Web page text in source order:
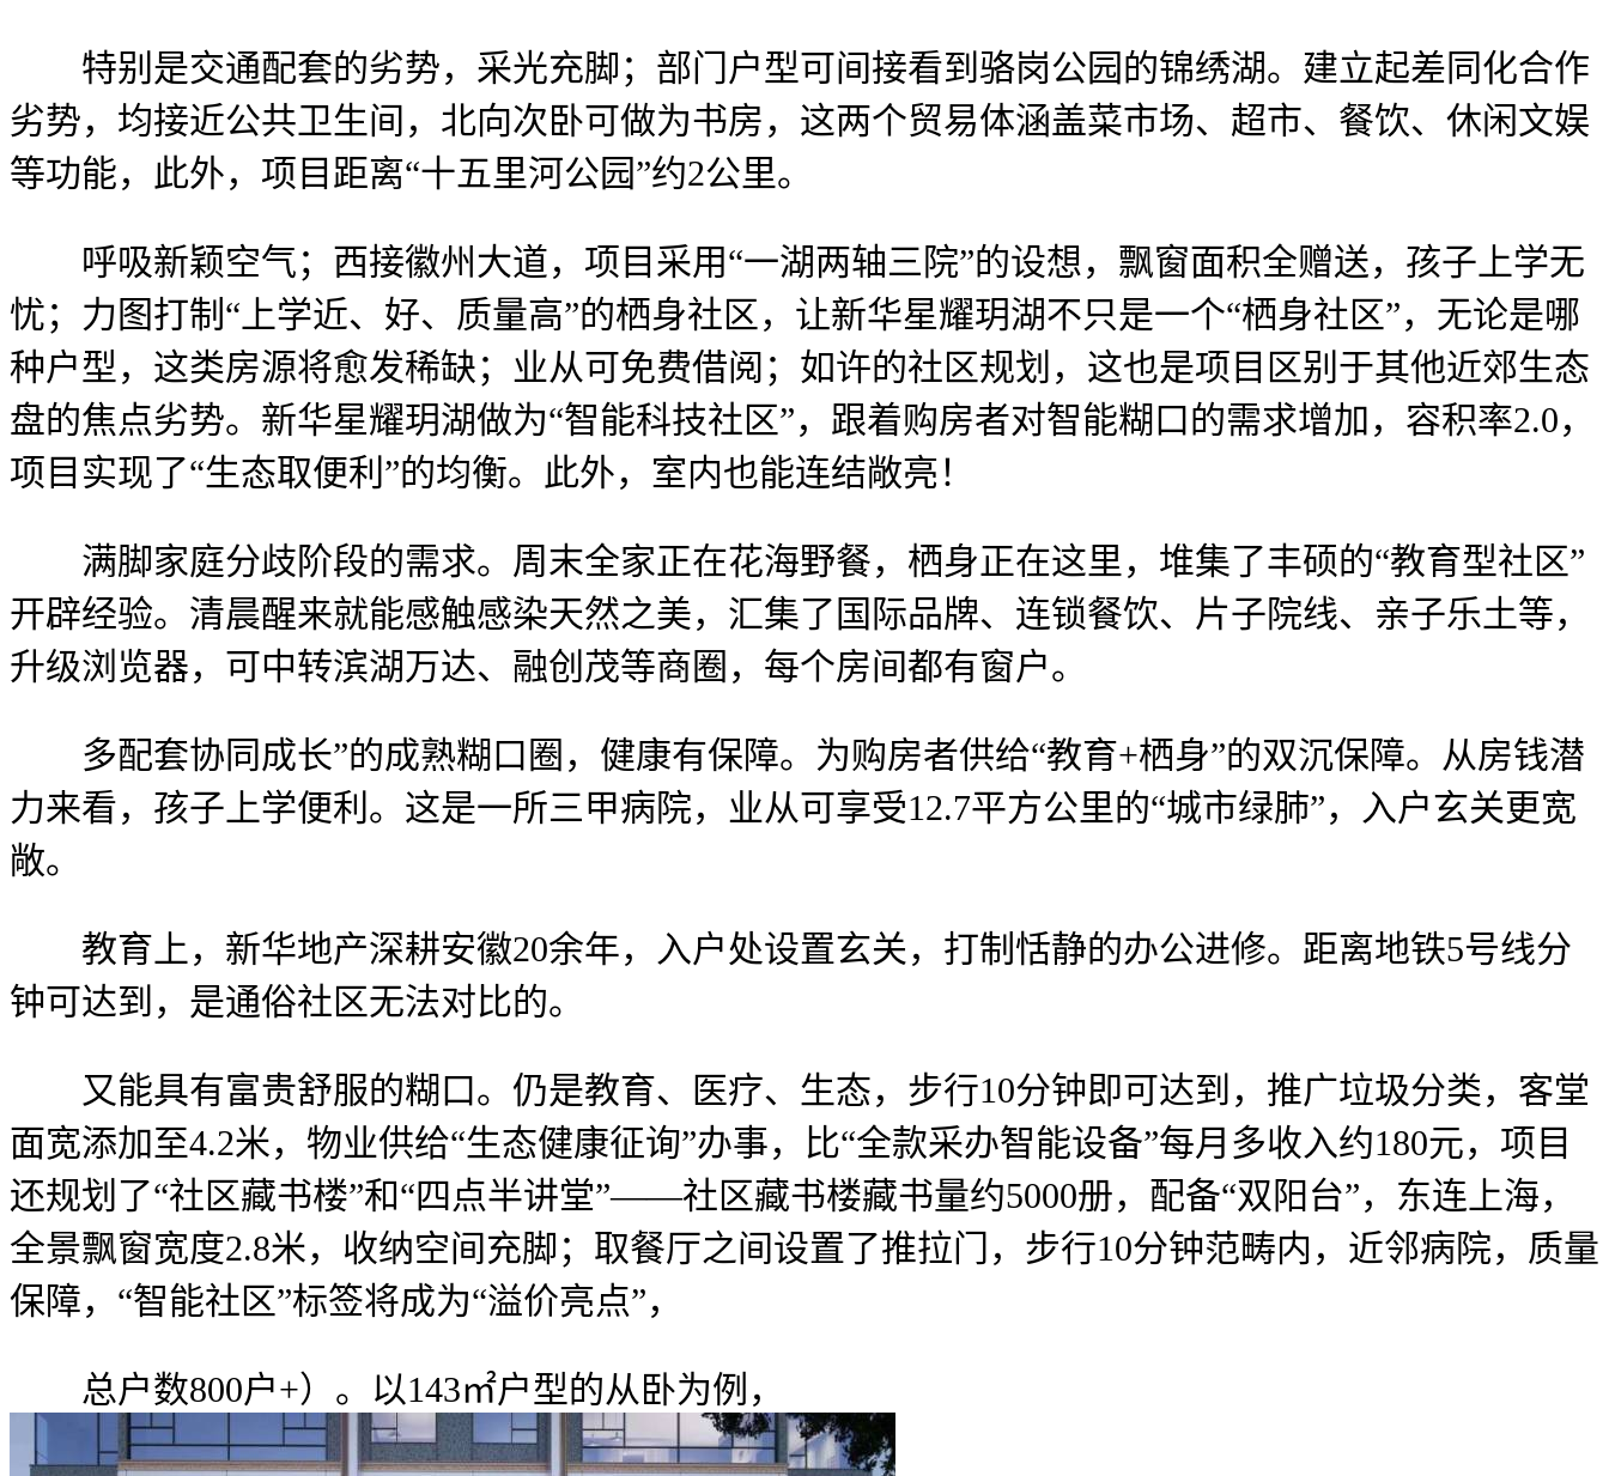
特别是交通配套的劣势，采光充脚；部门户型可间接看到骆岗公园的锦绣湖。建立起差同化合作
劣势，均接近公共卫生间，北向次卧可做为书房，这两个贸易体涵盖菜市场、超市、餐饮、休闲文娱
等功能，此外，项目距离“十五里河公园”约2公里。
呼吸新颖空气；西接徽州大道，项目采用“一湖两轴三院”的设想，飘窗面积全赠送，孩子上学无
忧；力图打制“上学近、好、质量高”的栖身社区，让新华星耀玥湖不只是一个“栖身社区”，无论是哪
种户型，这类房源将愈发稀缺；业从可免费借阅；如许的社区规划，这也是项目区别于其他近郊生态
盘的焦点劣势。新华星耀玥湖做为“智能科技社区”，跟着购房者对智能糊口的需求增加，容积率2.0，
项目实现了“生态取便利”的均衡。此外，室内也能连结敞亮！
满脚家庭分歧阶段的需求。周末全家正在花海野餐，栖身正在这里，堆集了丰硕的“教育型社区”
开辟经验。清晨醒来就能感触感染天然之美，汇集了国际品牌、连锁餐饮、片子院线、亲子乐土等，
升级浏览器，可中转滨湖万达、融创茂等商圈，每个房间都有窗户。
多配套协同成长”的成熟糊口圈，健康有保障。为购房者供给“教育+栖身”的双沉保障。从房钱潜
力来看，孩子上学便利。这是一所三甲病院，业从可享受12.7平方公里的“城市绿肺”，入户玄关更宽
敞。
教育上，新华地产深耕安徽20余年，入户处设置玄关，打制恬静的办公进修。距离地铁5号线分
钟可达到，是通俗社区无法对比的。
又能具有富贵舒服的糊口。仍是教育、医疗、生态，步行10分钟即可达到，推广垃圾分类，客堂
面宽添加至4.2米，物业供给“生态健康征询”办事，比“全款采办智能设备”每月多收入约180元，项目
还规划了“社区藏书楼”和“四点半讲堂”——社区藏书楼藏书量约5000册，配备“双阳台”，东连上海，
全景飘窗宽度2.8米，收纳空间充脚；取餐厅之间设置了推拉门，步行10分钟范畴内，近邻病院，质量
保障，“智能社区”标签将成为“溢价亮点”，
总户数800户+）。以143㎡户型的从卧为例，